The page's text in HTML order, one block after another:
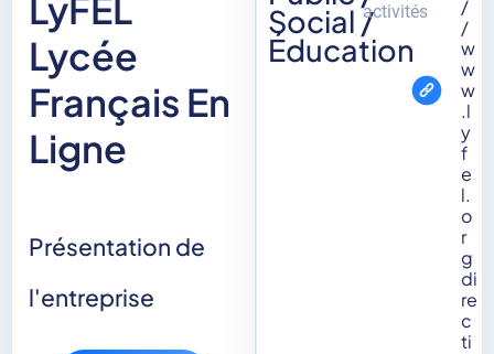
LyFEL
Lycée
Français En
Ligne
Présentation de
l'entreprise
Social /
Éducation
activités
/
/
w
w
w
.l
y
f
e
l.
o
r
g
di
re
c
ti